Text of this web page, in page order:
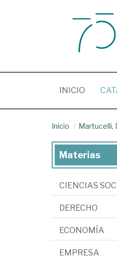
INICIO
Inicio Martucelli,
Materias
CIENCIAS
DERECHO
ECONOMÍA
EMPRESA